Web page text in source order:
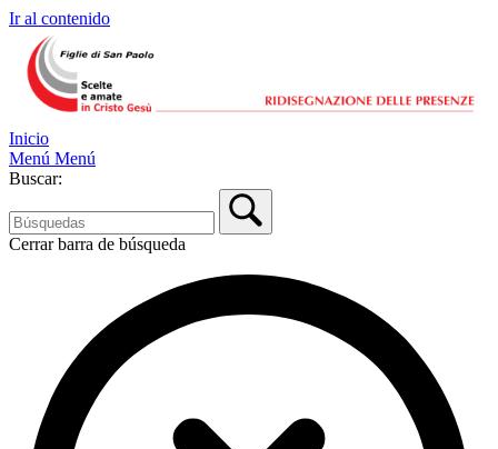
Ir al contenido
Inicio
Menú Menú
Buscar:
Cerrar barra de búsqueda